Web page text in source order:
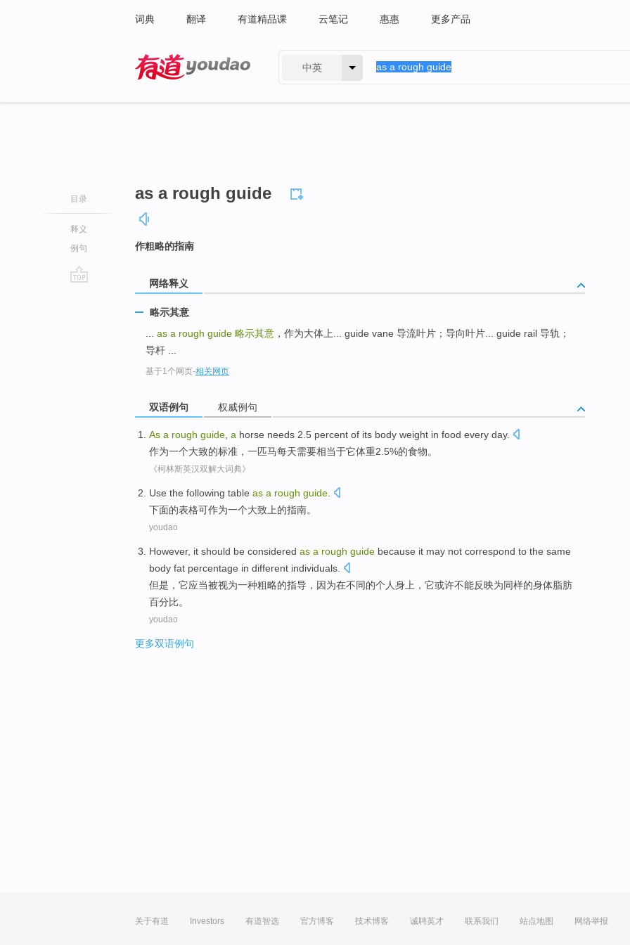
词典 翻译 有道精品课 云笔记 惠惠 更多产品
中英
目录
释义
例句
as a rough guide
作粗略的指南
网络释义
略示其意
as a rough guide 略示其意 ，作为大体上... guide vane 导流叶片；导向叶片... guide rail 导轨；
导杆 ...
基于1个网页-相关网页
双语例句 权威例句
As a rough guide, a horse needs 2.5 percent of its body weight in food every day.
作为一个大致的标准，一匹马每天需要相当于它体重2.5%的食物。
《柯林斯英汉双解大词典》
Use the following table as a rough guide
下面的表格可作为一个大致上的指南。
youdao
However, it should be considered as a rough guide because it may not correspond to the same
body fat percentage in different individuals
但是 ， 它应当被视为一种粗略的指导 ， 因为在不同的个人身上，它或许不能反映为同样的身体脂肪
百分比。
youdao
更多双语例句
关于有道 Investors 有道智选 官方博客 技术博客 诚聘英才 联系我们 站点地图 网络举报